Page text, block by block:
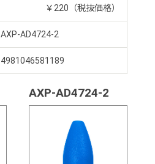
￥220（税抜価格）
AXP-AD4724-2
4981046581189
AXP-AD4724-2